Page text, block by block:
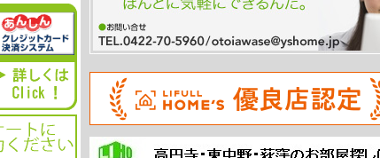
万円
中央線 三鷹駅 2
分
分